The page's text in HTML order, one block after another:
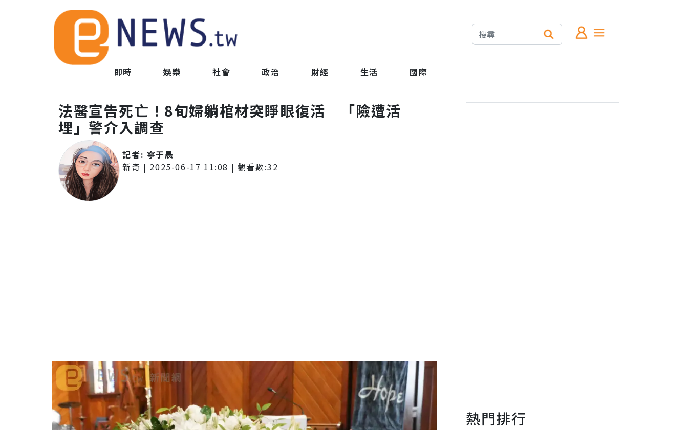
即時 娛樂 社會 政治 財經 生活 國際
法醫宣告死亡！8旬婦躺棺材突睜眼復活 「險遭活
埋」警介入調查
記者: 寧于晨
新奇 | 2025-06-17 11:08 | 觀看數:32
熱門排行